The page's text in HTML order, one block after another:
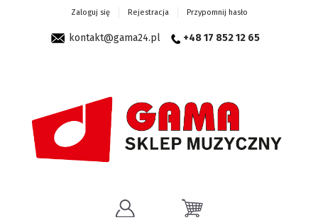
Zaloguj się Rejestracja Przypomnij hasło
kontakt@gama24.pl +48 17 852 12 65